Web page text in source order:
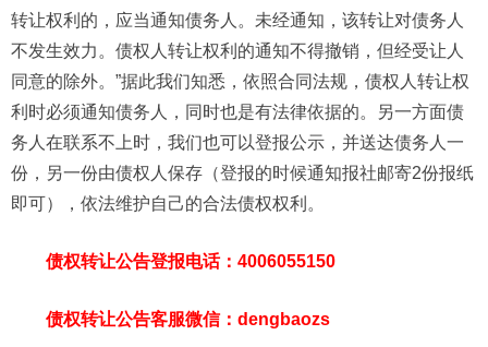
转让权利的，应当通知债务人。未经通知，该转让对债务人
不发生效力。债权人转让权利的通知不得撤销，但经受让人
同意的除外。”据此我们知悉，依照合同法规，债权人转让权
利时必须通知债务人，同时也是有法律依据的。另一方面债
务人在联系不上时，我们也可以登报公示，并送达债务人一
份，另一份由债权人保存（登报的时候通知报社邮寄2份报纸
即可），依法维护自己的合法债权权利。
债权转让公告登报电话：4006055150
债权转让公告客服微信：dengbaozs